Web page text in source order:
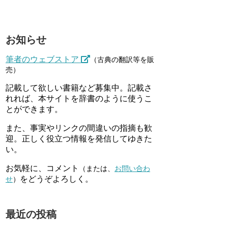
お知らせ
筆者のウェブストア
（古典の翻訳等を販
売）
記載して欲しい書籍など募集中。記載さ
れれば、本サイトを辞書のように使うこ
とができます。
また、事実やリンクの間違いの指摘も歓
迎。正しく役立つ情報を発信してゆきた
い。
お気軽に、コメント （または、 お問い合わ
せ） をどうぞよろしく。
最近の投稿